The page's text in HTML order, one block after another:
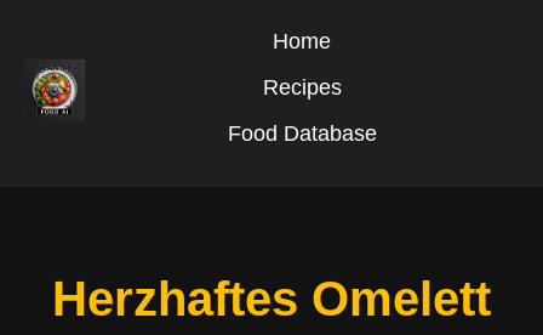
Home
Recipes
Food Database
Herzhaftes Omelett